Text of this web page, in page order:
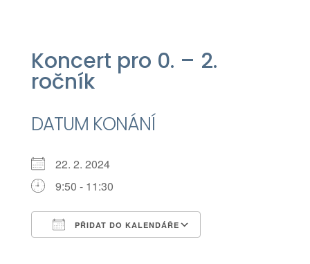
Koncert pro 0. – 2.
ročník
DATUM KONÁNÍ
22. 2. 2024
9:50 - 11:30
PŘIDAT DO KALENDÁŘE